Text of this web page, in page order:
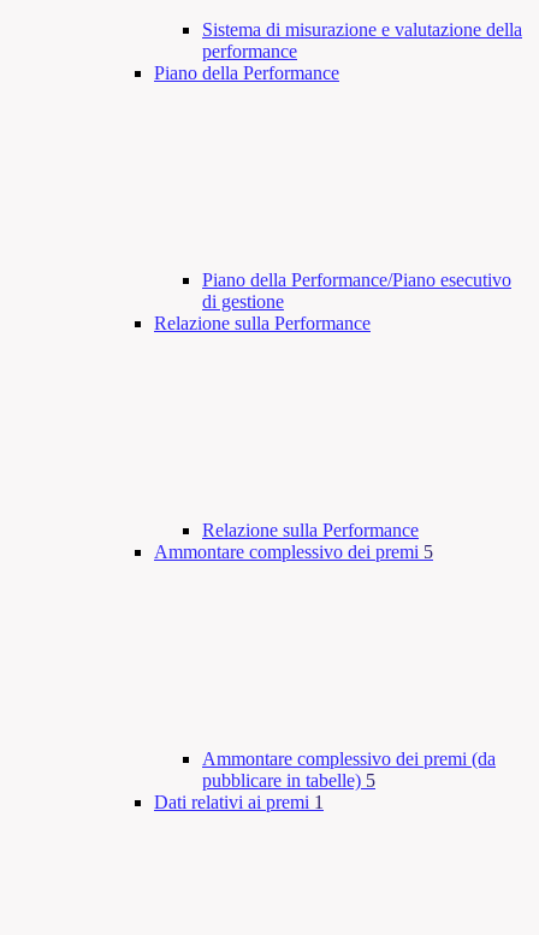
Sistema di misurazione e valutazione della
performance
Piano della Performance
Piano della Performance/Piano esecutivo
di gestione
Relazione sulla Performance
Relazione sulla Performance
Ammontare complessivo dei premi 5
Ammontare complessivo dei premi (da
pubblicare in tabelle) 5
Dati relativi ai premi 1